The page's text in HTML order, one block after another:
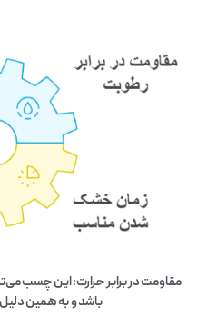
مقاومت در برابر حرارت: این چسب
باشد و به همین